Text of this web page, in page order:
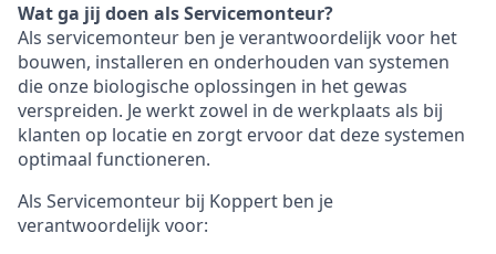
Wat ga jij doen als Servicemonteur?
Als servicemonteur ben je verantwoordelijk voor het
bouwen, installeren en onderhouden van systemen
die onze biologische oplossingen in het gewas
verspreiden. Je werkt zowel in de werkplaats als bij
klanten op locatie en zorgt ervoor dat deze systemen
optimaal functioneren.
Als Servicemonteur bij Koppert ben je
verantwoordelijk voor: